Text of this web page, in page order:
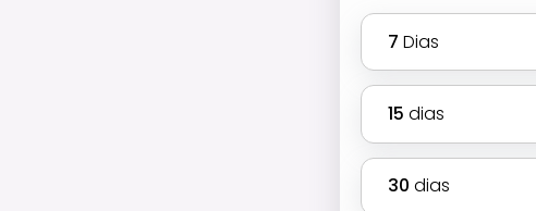
7 Dias
15 dias
30 dias